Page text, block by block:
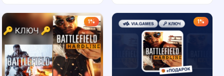
Купить
1% 1%